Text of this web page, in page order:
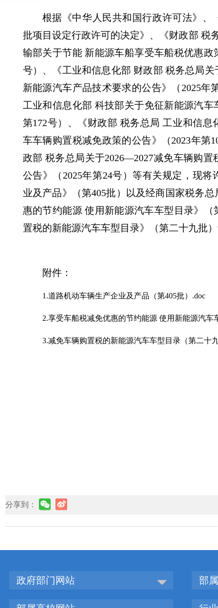
根据《中华人民共和国行政许可法》、
批项目设定行政许可的决定》、《财政部 税
输部关于节能 新能源车船享受车船税优惠政
号）、《工业和信息化部 财政部 税务总局
新能源汽车产品技术要求的公告》（2025年
工业和信息化部 科技部关于免征新能源汽车
第172号）、《财政部 税务总局 工业和信
车车辆购置税减免政策的公告》（2023年第
政部 税务总局关于2026—2027减免车辆购
公告》（2025年第24号）等有关规定，现
业及产品》（第405批）以及经商国家税务
惠的节约能源 使用新能源汽车车型目录》
置税的新能源汽车车型目录》（第二十九批
附件：
1.道路机动车辆生产企业及产品（第405批）.doc
2.享受车船税减免优惠的节约能源 使用新能源汽车
3.减免车辆购置税的新能源汽车车型目录（第二十
分享到：
政府部门网站 部